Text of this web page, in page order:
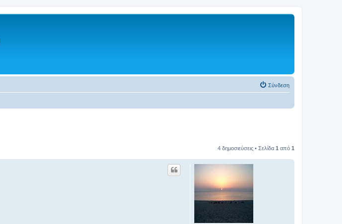
Σύνδεση
4 δημοσιεύσεις • Σελίδα 1 από 1